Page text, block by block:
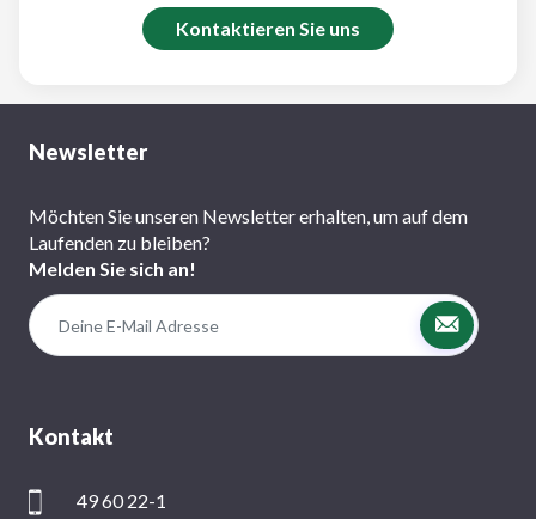
Kontaktieren Sie uns
Newsletter
Möchten Sie unseren Newsletter erhalten, um auf dem
Laufenden zu bleiben?
Melden Sie sich an!
Kontakt
49 60 22-1